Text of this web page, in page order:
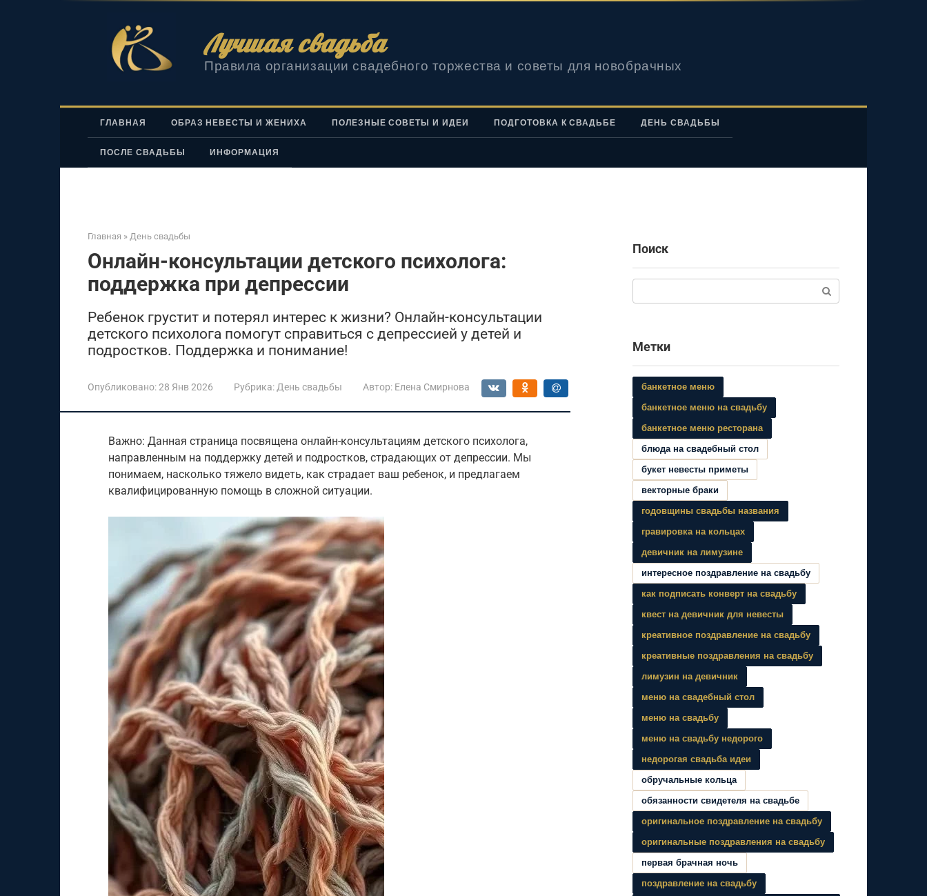
Лучшая свадьба
Правила организации свадебного торжества и советы для новобрачных
ГЛАВНАЯ ОБРАЗ НЕВЕСТЫ И ЖЕНИХА ПОЛЕЗНЫЕ СОВЕТЫ И ИДЕИ ПОДГОТОВКА К СВАДЬБЕ ДЕНЬ СВАДЬБЫ
ПОСЛЕ СВАДЬБЫ ИНФОРМАЦИЯ
Главная » День свадьбы
Онлайн-консультации детского психолога:
поддержка при депрессии
Ребенок грустит и потерял интерес к жизни? Онлайн-консультации
детского психолога помогут справиться с депрессией у детей и
подростков. Поддержка и понимание!
Опубликовано:28 Янв 2026 Рубрика: День свадьбы Автор: Елена Смирнова
Важно: Данная страница посвящена онлайн-консультациям детского психолога,
направленным на поддержку детей и подростков, страдающих от депрессии. Мы
понимаем, насколько тяжело видеть, как страдает ваш ребенок, и предлагаем
квалифицированную помощь в сложной ситуации.
Поиск
Метки
банкетное меню
банкетное меню на свадьбу
банкетное меню ресторана
блюда на свадебный стол
букет невесты приметы
векторные браки
годовщины свадьбы названия
гравировка на кольцах
девичник на лимузине
интересное поздравление на свадьбу
как подписать конверт на свадьбу
квест на девичник для невесты
креативное поздравление на свадьбу
креативные поздравления на свадьбу
лимузин на девичник
меню на свадебный стол
меню на свадьбу
меню на свадьбу недорого
недорогая свадьба идеи
обручальные кольца
обязанности свидетеля на свадьбе
оригинальное поздравление на свадьбу
оригинальные поздравления на свадьбу
первая брачная ночь
поздравление на свадьбу